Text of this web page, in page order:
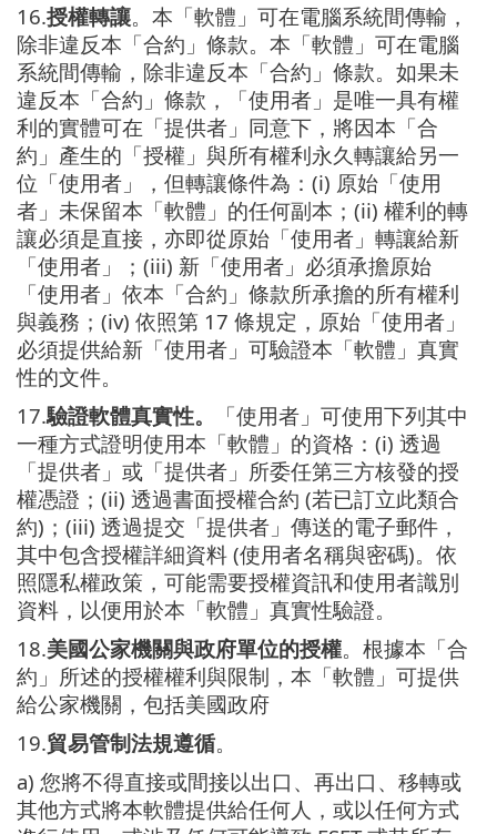
16.授權轉讓。本「軟體」可在電腦系統間傳輸，
除非違反本「合約」條款。本「軟體」可在電腦
系統間傳輸，除非違反本「合約」條款。如果未
違反本「合約」條款，「使用者」是唯一具有權
利的實體可在「提供者」同意下，將因本「合
約」產生的「授權」與所有權利永久轉讓給另一
位「使用者」，但轉讓條件為：(i) 原始「使用
者」未保留本「軟體」的任何副本；(ii) 權利的轉
讓必須是直接，亦即從原始「使用者」轉讓給新
「使用者」；(iii) 新「使用者」必須承擔原始
「使用者」依本「合約」條款所承擔的所有權利
與義務；(iv) 依照第 17 條規定，原始「使用者」
必須提供給新「使用者」可驗證本「軟體」真實
性的文件。
17.驗證軟體真實性。
「使用者」可使用下列其中
一種方式證明使用本「軟體」的資格：(i) 透過
「提供者」或「提供者」所委任第三方核發的授
權憑證；(ii) 透過書面授權合約 (若已訂立此類合
約)；(iii) 透過提交「提供者」傳送的電子郵件，
其中包含授權詳細資料 (使用者名稱與密碼)。依
照隱私權政策，可能需要授權資訊和使用者識別
資料，以便用於本「軟體」真實性驗證。
18.美國公家機關與政府單位的授權。根據本「合
約」所述的授權權利與限制，本「軟體」可提供
給公家機關，包括美國政府
19.貿易管制法規遵循。
a) 您將不得直接或間接以出口、再出口、移轉或
其他方式將本軟體提供給任何人，或以任何方式